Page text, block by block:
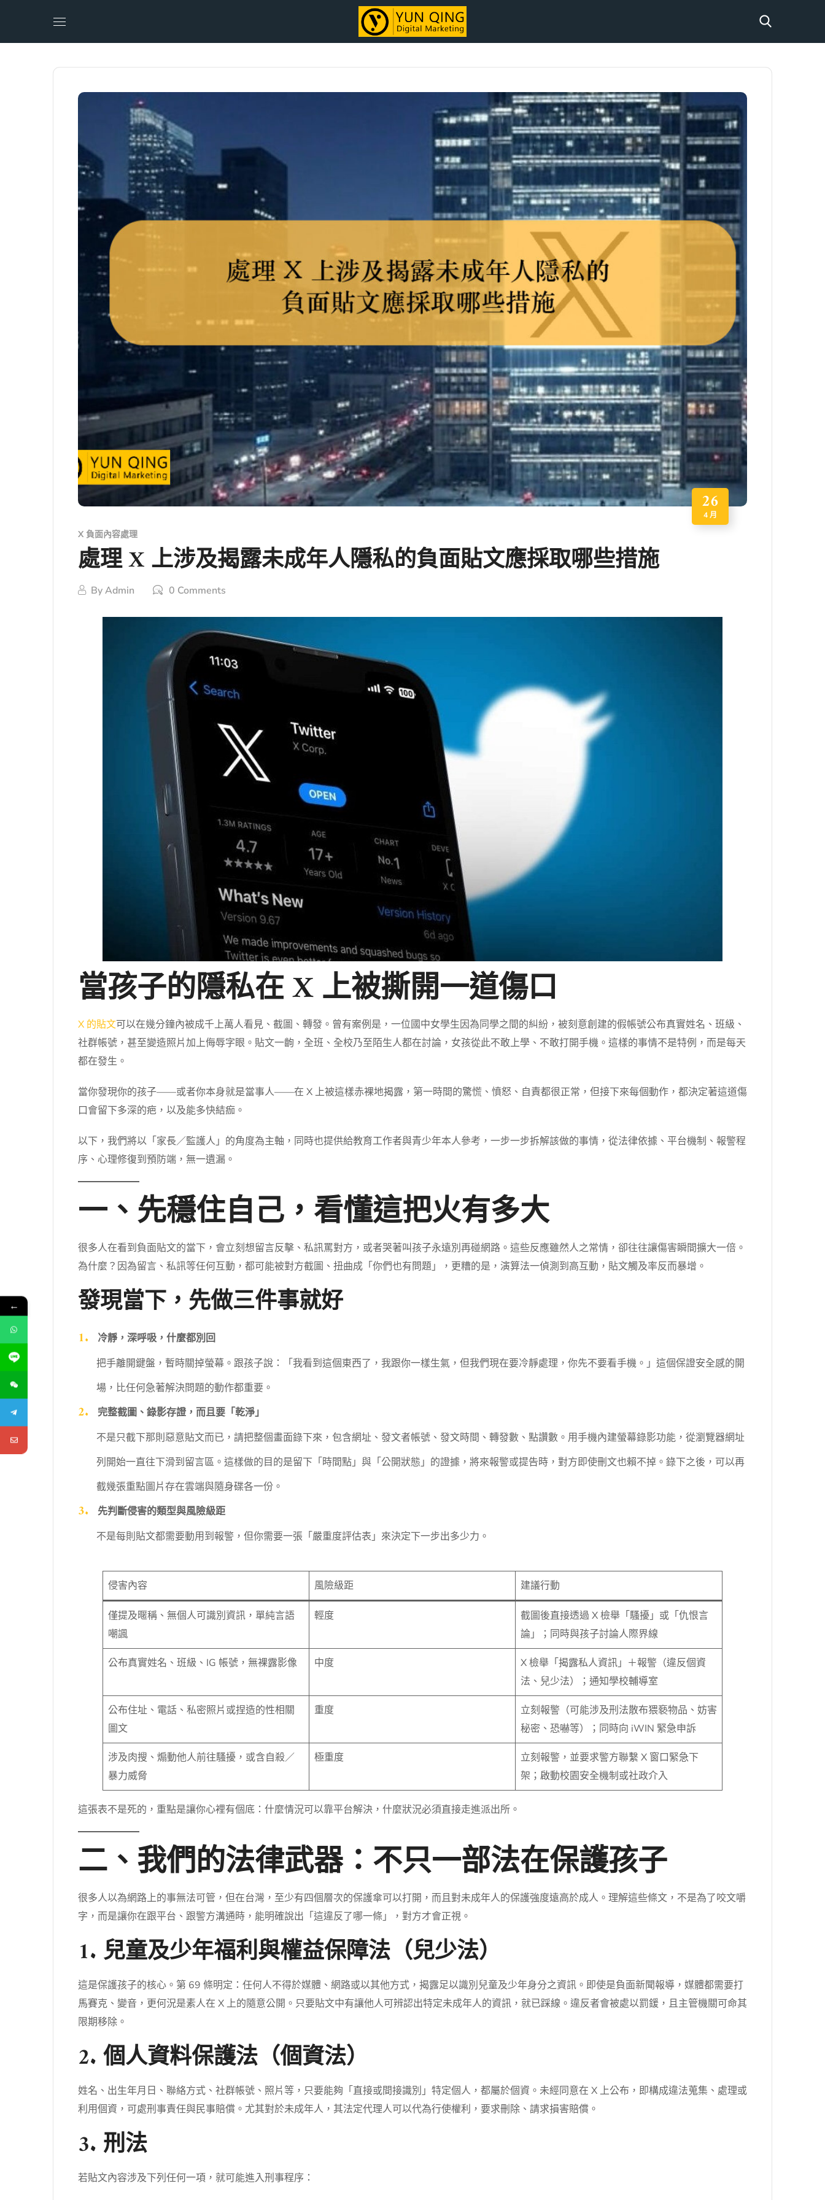
26
4 月
X 負面內容處理
處理 X 上涉及揭露未成年人隱私的負面貼文應採取哪些措施
ByAdmin 0 Comments
當孩子的隱私在 X 上被撕開一道傷口
X 的貼文可以在幾分鐘內被成千上萬人看見、截圖、轉發。曾有案例是，一位國中女學生因為同學之間的糾紛，被刻意創建的假帳號公布真實姓名、班級、
社群帳號，甚至變造照片加上侮辱字眼。貼文一齣，全班、全校乃至陌生人都在討論，女孩從此不敢上學、不敢打開手機。這樣的事情不是特例，而是每天
都在發生。
當你發現你的孩子——或者你本身就是當事人——在 X 上被這樣赤裸地揭露，第一時間的驚慌、憤怒、自責都很正常，但接下來每個動作，都決定著這道傷
口會留下多深的疤，以及能多快結痂。
以下，我們將以「家長／監護人」的角度為主軸，同時也提供給教育工作者與青少年本人參考，一步一步拆解該做的事情，從法律依據、平台機制、報警程
序、心理修復到預防端，無一遺漏。
一、先穩住自己，看懂這把火有多大
很多人在看到負面貼文的當下，會立刻想留言反擊、私訊罵對方，或者哭著叫孩子永遠別再碰網路。這些反應雖然人之常情，卻往往讓傷害瞬間擴大一倍。
為什麼？因為留言、私訊等任何互動，都可能被對方截圖、扭曲成「你們也有問題」，更糟的是，演算法一偵測到高互動，貼文觸及率反而暴增。
發現當下，先做三件事就好
冷靜，深呼吸，什麼都別回
把手離開鍵盤，暫時關掉螢幕。跟孩子說：「我看到這個東西了，我跟你一樣生氣，但我們現在要冷靜處理，你先不要看手機。」這個保證安全感的開
場，比任何急著解決問題的動作都重要。
完整截圖、錄影存證，而且要「乾淨」
不是只截下那則惡意貼文而已，請把整個畫面錄下來，包含網址、發文者帳號、發文時間、轉發數、點讚數。用手機內建螢幕錄影功能，從瀏覽器網址
列開始一直往下滑到留言區。這樣做的目的是留下「時間點」與「公開狀態」的證據，將來報警或提告時，對方即使刪文也賴不掉。錄下之後，可以再
截幾張重點圖片存在雲端與隨身碟各一份。
先判斷侵害的類型與風險級距
不是每則貼文都需要動用到報警，但你需要一張「嚴重度評估表」來決定下一步出多少力。
侵害內容 風險級距 建議行動
僅提及暱稱、無個人可識別資訊，單純言語
嘲諷
輕度
截圖後直接透過 X 檢舉「騷擾」或「仇恨言
論」；同時與孩子討論人際界線
公布真實姓名、班級、IG 帳號，無裸露影像 中度
X 檢舉「揭露私人資訊」＋報警（違反個資
法、兒少法）；通知學校輔導室
公布住址、電話、私密照片或捏造的性相關
圖文
重度
立刻報警（可能涉及刑法散布猥褻物品、妨害
秘密、恐嚇等）；同時向 iWIN 緊急申訴
涉及肉搜、煽動他人前往騷擾，或含自殺／
暴力威脅
極重度
立刻報警，並要求警方聯繫 X 窗口緊急下
架；啟動校園安全機制或社政介入
這張表不是死的，重點是讓你心裡有個底：什麼情況可以靠平台解決，什麼狀況必須直接走進派出所。
二、我們的法律武器：不只一部法在保護孩子
很多人以為網路上的事無法可管，但在台灣，至少有四個層次的保護傘可以打開，而且對未成年人的保護強度遠高於成人。理解這些條文，不是為了咬文嚼
字，而是讓你在跟平台、跟警方溝通時，能明確說出「這違反了哪一條」，對方才會正視。
1. 兒童及少年福利與權益保障法（兒少法）
這是保護孩子的核心。第 69 條明定：任何人不得於媒體、網路或以其他方式，揭露足以識別兒童及少年身分之資訊。即使是負面新聞報導，媒體都需要打
馬賽克、變音，更何況是素人在 X 上的隨意公開。只要貼文中有讓他人可辨認出特定未成年人的資訊，就已踩線。違反者會被處以罰鍰，且主管機關可命其
限期移除。
2. 個人資料保護法（個資法）
姓名、出生年月日、聯絡方式、社群帳號、照片等，只要能夠「直接或間接識別」特定個人，都屬於個資。未經同意在 X 上公布，即構成違法蒐集、處理或
利用個資，可處刑事責任與民事賠償。尤其對於未成年人，其法定代理人可以代為行使權利，要求刪除、請求損害賠償。
3. 刑法
若貼文內容涉及下列任何一項，就可能進入刑事程序：
←